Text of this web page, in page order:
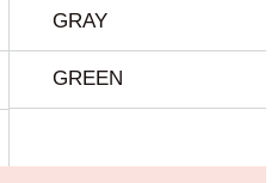
GRAY
GREEN